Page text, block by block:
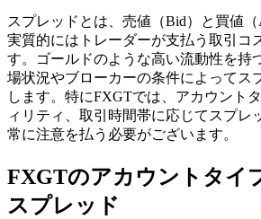
スプレッドとは、売値（Bid）と買値（
実質的にはトレーダーが支払う取引コ
す。ゴールドのような高い流動性を持
場状況やブローカーの条件によってス
します。特にFXGTでは、アカウント
ィリティ、取引時間帯に応じてスプレ
常に注意を払う必要がございます。
FXGTのアカウントタイ
スプレッド